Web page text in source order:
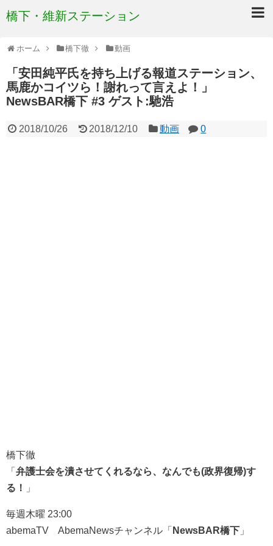
橋下・維新ステーション
ホーム 橋下徹 動画
「安田純平氏を持ち上げる報道ステーション、
馬鹿かコイツら！謝れって言えよ！」
NewsBAR橋下 #3 ゲスト:馳浩
2018/10/26 2018/12/10 動画 0
橋下徹
「 弁護士会を潰させてくれるなら、なんでも(政界復帰)す
る！
」
毎週木曜 23:00
abemaTV AbemaNewsチャンネル「 NewsBAR橋下 」